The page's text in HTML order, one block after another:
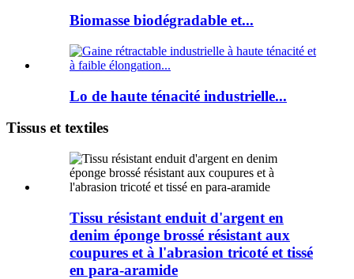
Biomasse biodégradable et...
Lo de haute ténacité industrielle...
Tissus et textiles
Tissu résistant enduit d'argent en
denim éponge brossé résistant aux
coupures et à l'abrasion tricoté et tissé
en para-aramide